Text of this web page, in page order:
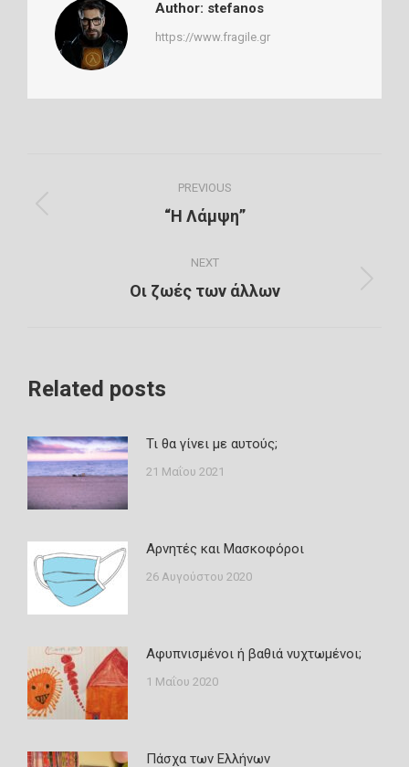
Author: stefanos
https://www.fragile.gr
PREVIOUS
Previous
“Η Λάμψη”
NEXT
Next
Οι ζωές των άλλων
Related posts
Τι θα γίνει με αυτούς;
21 Μαΐου 2021
Αρνητές και Μασκοφόροι
26 Αυγούστου 2020
Αφυπνισμένοι ή βαθιά νυχτωμένοι;
1 Μαΐου 2020
Πάσχα των Ελλήνων